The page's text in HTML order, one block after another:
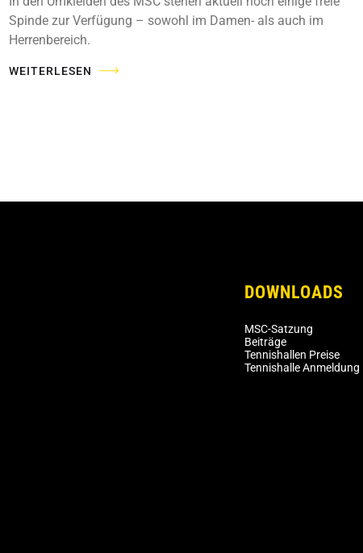
Spinde zur Verfügung – sowohl im Damen- als auch im
Herrenbereich.
WEITERLESEN
DOWNLOADS
MSC-Satzung
Beiträge
Tennishallen Preise
Tennishalle Anmeldung